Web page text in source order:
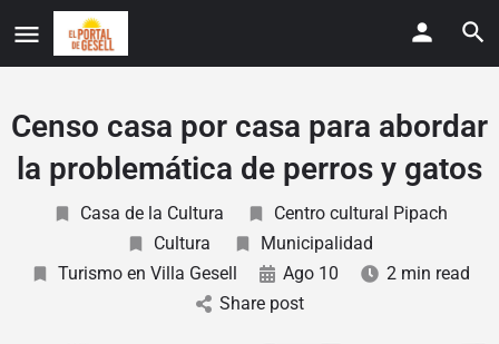
Censo casa por casa para abordar
la problemática de perros y gatos
Casa de la Cultura
Centro cultural Pipach
Cultura
Municipalidad
Turismo en Villa Gesell
Ago 10
2 min read
Share post